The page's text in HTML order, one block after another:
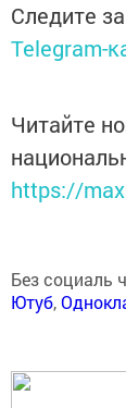
Следите
Telegram-
Читайте
https://
Без социаль
Ютуб,